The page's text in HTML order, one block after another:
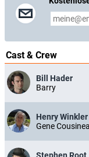
Cast & Crew
Bill Hader
Barry
Henry Winkler
Gene
Stephen Root